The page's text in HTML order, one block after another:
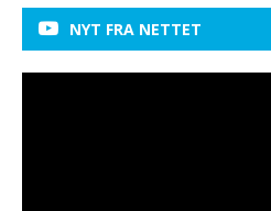
NYT FRA NETTET